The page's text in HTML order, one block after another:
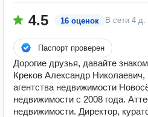
4.5 16 оценок В сети 4 д.
Паспорт проверен
Дорогие друзья, давайте
Креков Александр
агентства недвижимости
недвижимости с 2008 года.
недвижимости. Директор,